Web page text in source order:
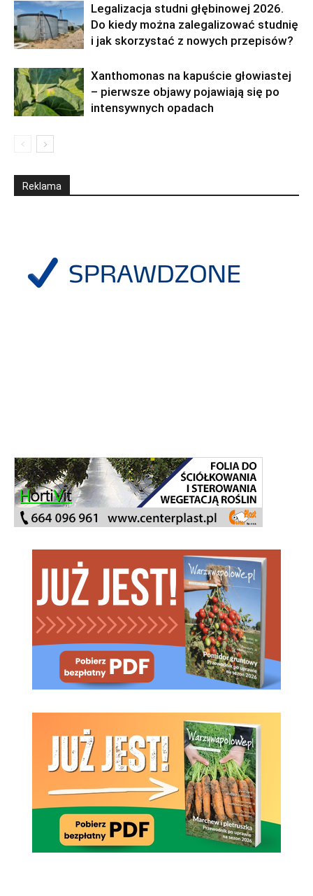
Legalizacja studni głębinowej 2026.
Do kiedy można zalegalizować studnię
i jak skorzystać z nowych przepisów?
Xanthomonas na kapuście głowiastej
– pierwsze objawy pojawiają się po
intensywnych opadach
Reklama